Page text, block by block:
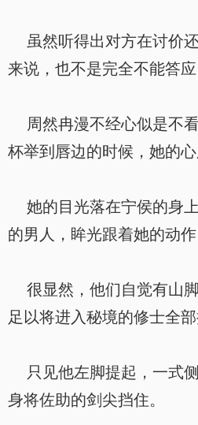
虽然听得出对方在讨价
来说，也不是完全不能答应
周然冉漫不经心似是不
杯举到唇边的时候，她的心
她的目光落在宁侯的身
的男人，眸光跟着她的动作
很显然，他们自觉有山
足以将进入秘境的修士全部
只见他左脚提起，一式
身将佐助的剑尖挡住。